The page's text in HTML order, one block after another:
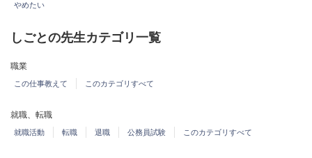
やめたい
しごとの先生カテゴリ一覧
職業
この仕事教えて このカテゴリすべて
就職、転職
就職活動 転職 退職 公務員試験 このカテゴリすべて